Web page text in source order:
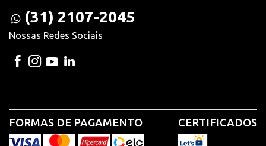
(31) 2107-2045
Nossas Redes Sociais
FORMAS DE PAGAMENTO CERTIFICADOS